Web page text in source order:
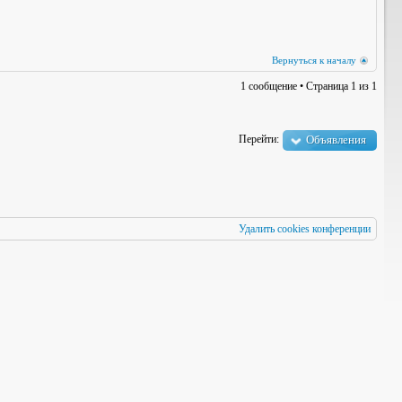
Вернуться к началу
1 сообщение • Страница 1 из 1
Перейти: Объявления
Удалить cookies конференции